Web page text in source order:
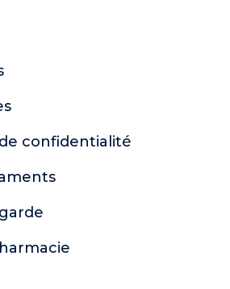
confidentialité